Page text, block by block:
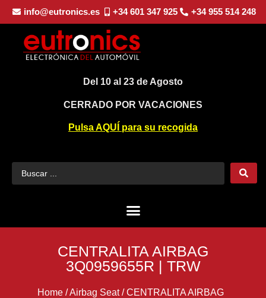
info@eutronics.es +34 601 347 925 +34 955 514 248
Del 10 al 23 de Agosto
CERRADO POR VACACIONES
Pulsa AQUÍ para su recogida
CENTRALITA AIRBAG
3Q0959655R | TRW
Home/Airbag Seat/CENTRALITA AIRBAG